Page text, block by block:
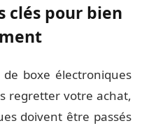
clés pour bien
boxe électroniques
regretter votre achat,
doivent être passés